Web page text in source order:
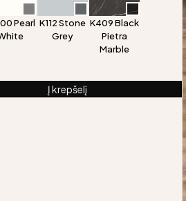
Pearl K112 Stone
Grey
K409 Black
Pietra
Marble
Į krepšelį